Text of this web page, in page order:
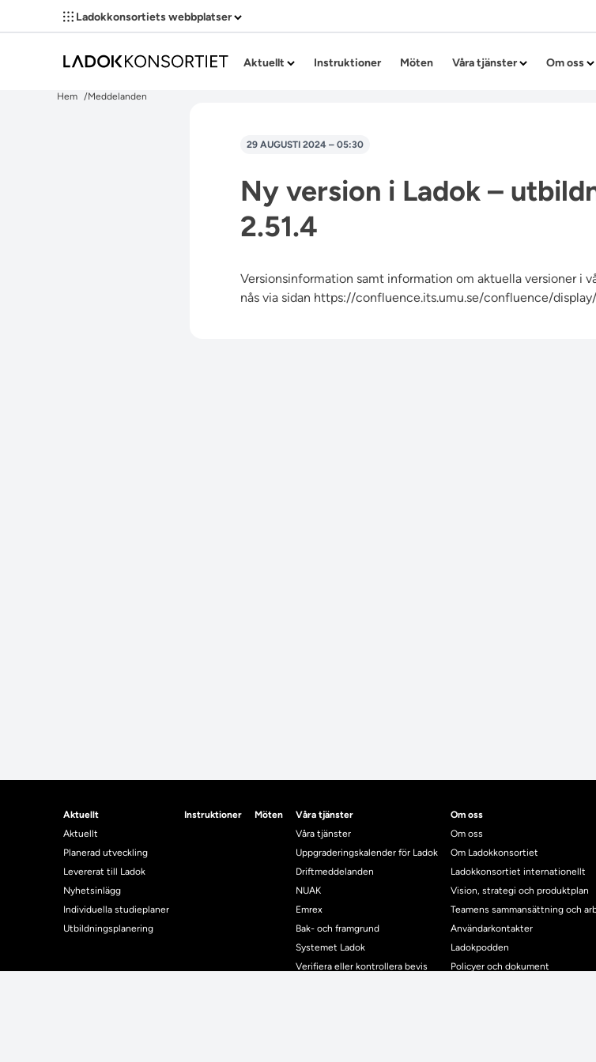
Ladokkonsortiets webbplatser
Aktuellt Instruktioner Möten Våra tjänster Om oss
Hem Meddelanden
29 AUGUSTI 2024 – 05:30
Ny version i Ladok –
2.51.4
Versionsinformation samt information om aktuella versioner i
nås via sidan https://confluence.its.umu.se/confluence/
Aktuellt
Aktuellt
Planerad utveckling
Levererat till Ladok
Nyhetsinlägg
Individuella studieplaner
Utbildningsplanering
Instruktioner Möten
Våra tjänster
Våra tjänster
Uppgraderingskalender för Ladok
Driftmeddelanden
NUAK
Emrex
Bak- och framgrund
Systemet Ladok
Verifiera eller kontrollera bevis
Om oss
Om oss
Om Ladokkonsortiet
Ladokkonsortiet internationellt
Vision, strategi och produktplan
Teamens sammansättning och
Användarkontakter
Ladokpodden
Policyer och dokument